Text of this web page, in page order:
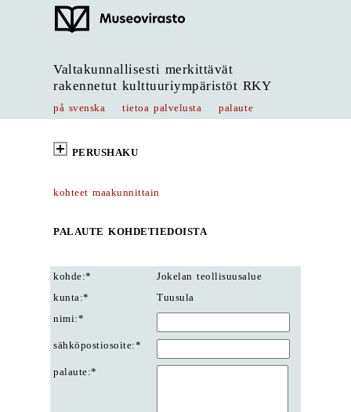
Valtakunnallisesti merkittävät
rakennetut kulttuuriympäristöt RKY
på svenska tietoa palvelusta palaute
PERUSHAKU
kohteet maakunnittain
PALAUTE KOHDETIEDOISTA
kohde:*
Jokelan teollisuusalue
kunta:*
Tuusula
nimi:*
sähköpostiosoite:*
palaute:*